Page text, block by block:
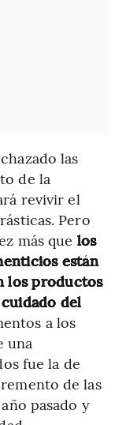
las
de la
revivir el
Pero
más que los
están
los productos
del
a los
una
fue la de
de las
pasado y